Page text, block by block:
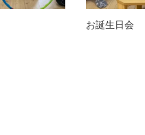
お誕生日会